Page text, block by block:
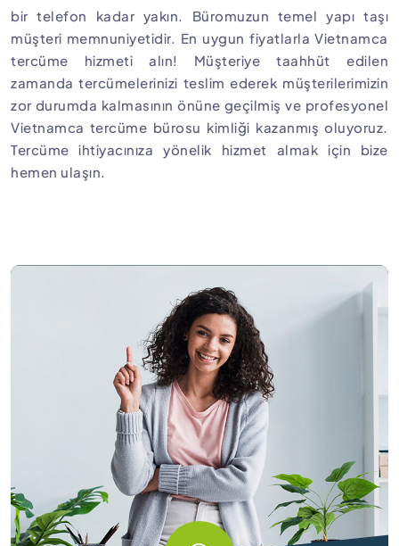
bir telefon kadar yakın. Büromuzun temel yapı taşı
müşteri memnuniyetidir. En uygun fiyatlarla Vietnamca
tercüme hizmeti alın! Müşteriye taahhüt edilen
zamanda tercümelerinizi teslim ederek müşterilerimizin
zor durumda kalmasının önüne geçilmiş ve profesyonel
Vietnamca tercüme bürosu kimliği kazanmış oluyoruz.
Tercüme ihtiyacınıza yönelik hizmet almak için bize
hemen ulaşın.